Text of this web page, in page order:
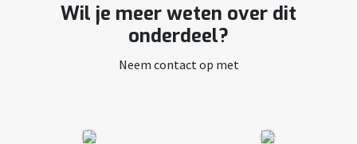
Wil je meer weten over dit
onderdeel?
Neem contact op met